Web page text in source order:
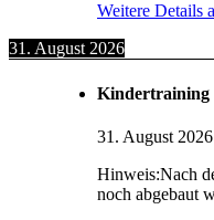
Weitere Details
31. August 2026
Kindertraining
31. August 2026
Hinweis:Nach
noch abgebaut